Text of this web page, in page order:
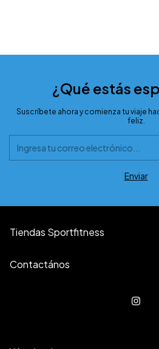
¿Qué estás
Suscríbete ahora y comienza tu viaje
feliz.
Tiendas Sportfitness
Contactános